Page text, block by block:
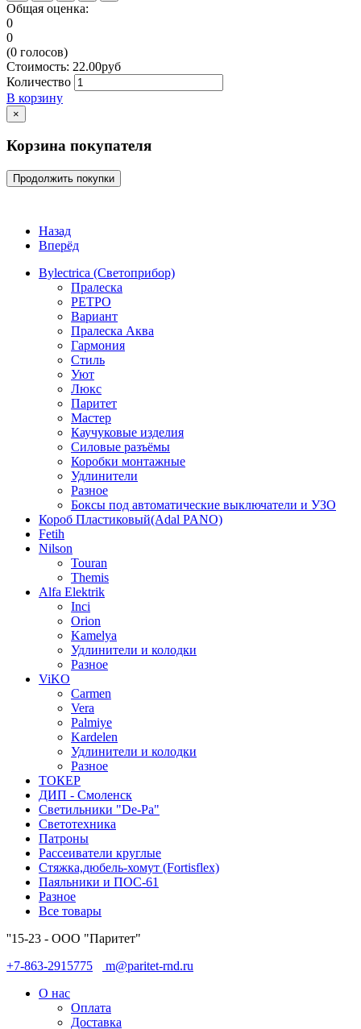
Общая оценка:
0
0
(0 голосов)
Стоимость: 22.00руб
Количество
В корзину
×
Корзина покупателя
Продолжить покупки
Назад
Вперёд
Bylectrica (Светоприбор)
Пралеска
РЕТРО
Вариант
Пралеска Аква
Гармония
Стиль
Уют
Люкс
Паритет
Мастер
Каучуковые изделия
Силовые разъёмы
Коробки монтажные
Удлинители
Разное
Боксы под автоматические выключатели и УЗО
Короб Пластиковый(Adal PANO)
Fetih
Nilson
Touran
Themis
Alfa Elektrik
Inci
Orion
Kamelya
Удлинители и колодки
Разное
ViKO
Carmen
Vera
Palmiye
Kardelen
Удлинители и колодки
Разное
ТОКЕР
ДИП - Смоленск
Светильники "De-Pa"
Светотехника
Патроны
Рассеиватели круглые
Стяжка,дюбель-хомут (Fortisflex)
Паяльники и ПОС-61
Разное
Все товары
''15-23 - ООО "Паритет"
+7-863-2915775
m@paritet-rnd.ru
О нас
Оплата
Доставка